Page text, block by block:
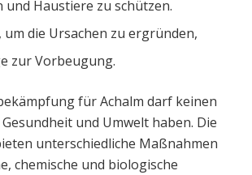
und Haustiere zu schützen.
die Ursachen zu ergründen,
zur Vorbeugung.
für Achalm darf keinen
und Umwelt haben. Die
unterschiedliche Maßnahmen
chemische und biologische